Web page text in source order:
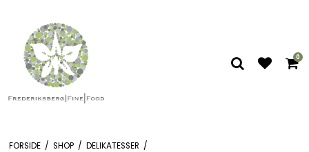
0
FORSIDE / SHOP / DELIKATESSER /